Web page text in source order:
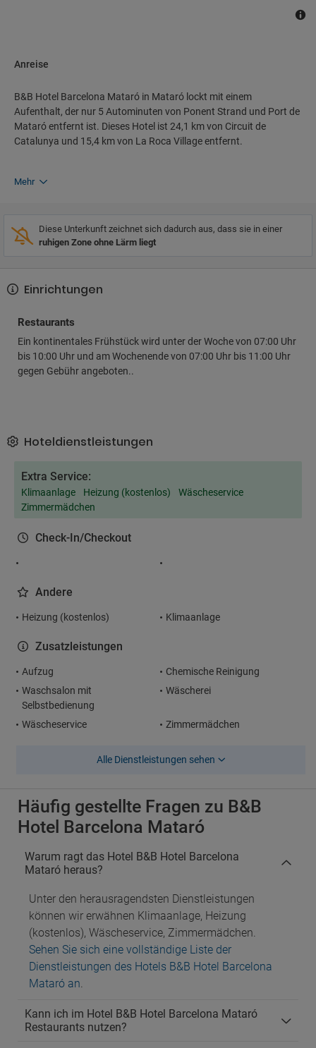
Anreise
B&B Hotel Barcelona Mataró in Mataró lockt mit einem
Aufenthalt, der nur 5 Autominuten von Ponent Strand und Port de
Mataró entfernt ist. Dieses Hotel ist 24,1 km von Circuit de
Catalunya und 15,4 km von La Roca Village entfernt.
Mehr
Diese Unterkunft zeichnet sich dadurch aus, dass sie in einer
ruhigen Zone ohne Lärm liegt
Einrichtungen
Restaurants
Ein kontinentales Frühstück wird unter der Woche von 07:00 Uhr
bis 10:00 Uhr und am Wochenende von 07:00 Uhr bis 11:00 Uhr
gegen Gebühr angeboten..
Hoteldienstleistungen
Extra Service:
Klimaanlage Heizung (kostenlos)
Wäscheservice
Zimmermädchen
Check-In/Checkout
Andere
Heizung (kostenlos) Klimaanlage
Zusatzleistungen
Aufzug
Chemische Reinigung
Waschsalon mit
Selbstbedienung
Wäscherei
Wäscheservice Zimmermädchen
Alle Dienstleistungen sehen
Häufig gestellte Fragen zu B&B
Hotel Barcelona Mataró
Warum ragt das Hotel B&B Hotel Barcelona
Mataró heraus?
Unter den herausragendsten Dienstleistungen
können wir erwähnen Klimaanlage, Heizung
(kostenlos), Wäscheservice, Zimmermädchen.
Sehen Sie sich eine vollständige Liste der
Dienstleistungen des Hotels B&B Hotel Barcelona
Mataró an.
Kann ich im Hotel B&B Hotel Barcelona Mataró
Restaurants nutzen?